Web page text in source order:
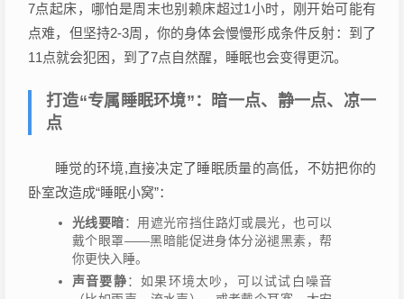
7点起床，哪怕是周末也别赖床超过1小时，刚开始可能有
点难，但坚持2-3周，你的身体会慢慢形成条件反射：到了
11点就会犯困，到了7点自然醒，睡眠也会变得更沉。
打造“专属睡眠环境”：暗一点、静一点、凉一
点
睡觉的环境,直接决定了睡眠质量的高低，不妨把你的
卧室改造成“睡眠小窝”：
光线要暗：用遮光帘挡住路灯或晨光，也可以
戴个眼罩——黑暗能促进身体分泌褪黑素，帮
你更快入睡。
声音要静：如果环境太吵，可以试试白噪音